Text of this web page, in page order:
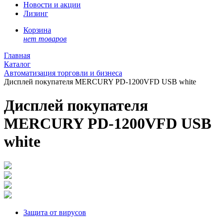
Новости и акции
Лизинг
Корзина
нет товаров
Главная
Каталог
Автоматизация торговли и бизнеса
Дисплей покупателя MERCURY PD-1200VFD USB white
Дисплей покупателя
MERCURY PD-1200VFD USB
white
Защита от вирусов